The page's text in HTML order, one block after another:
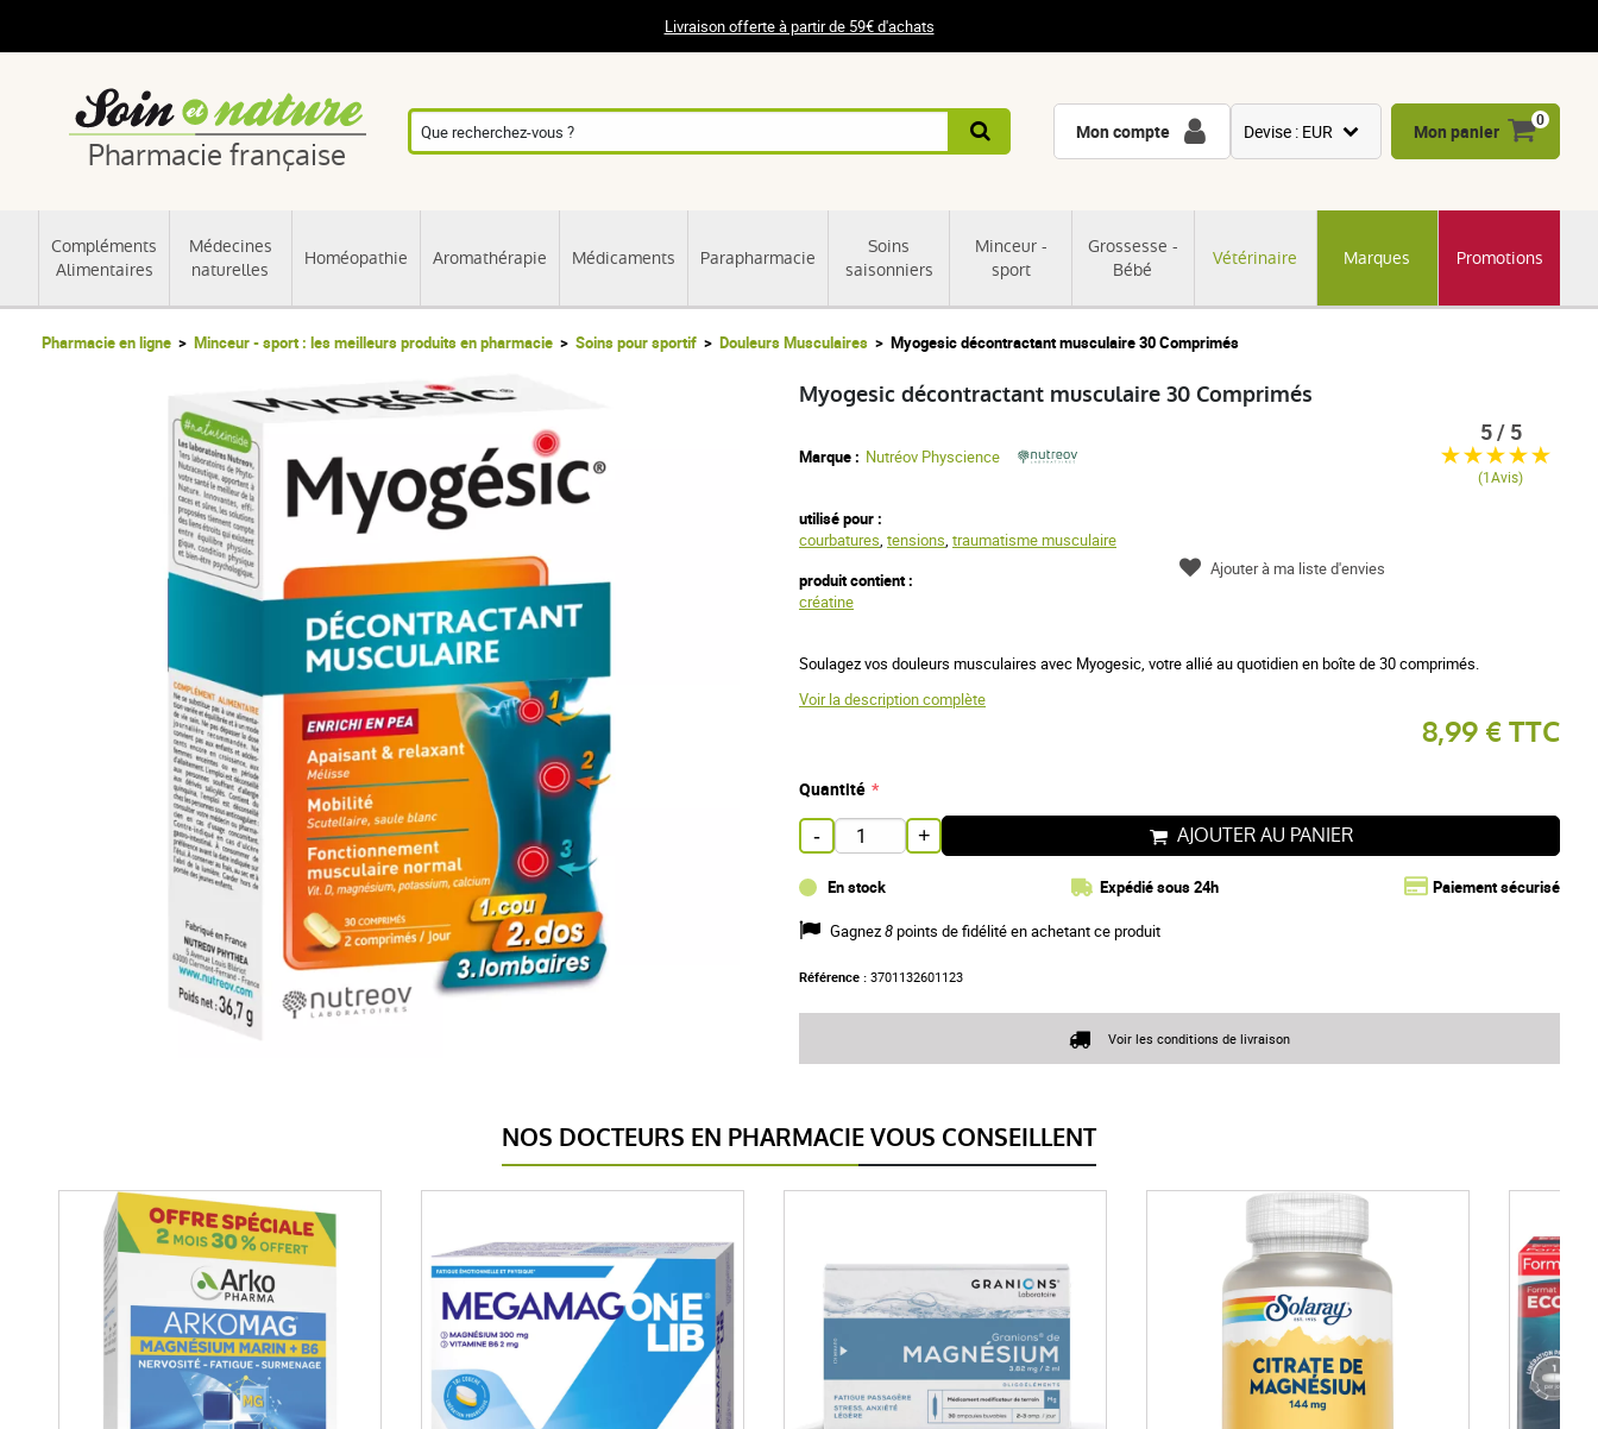
Livraison offerte à partir de 59€ d'achats
Pharmacie française
Compléments
Alimentaires
Médecines
naturelles
Homéopathie Aromathérapie Médicaments Parapharmacie
Soins
saisonniers
Minceur -
sport
Grossesse -
Bébé
Vétérinaire Marques Promotions
Mon compte Devise : EUR
CNY
Mon panier
0
Pharmacie en ligne Minceur - sport : les meilleurs produits en pharmacie Soins pour sportif Douleurs Musculaires Myogesic décontractant musculaire 30 Comprimés
Myogesic décontractant musculaire 30 Comprimés
Marque : Nutréov Physcience
utilisé pour :
courbatures, tensions, traumatisme musculaire
produit contient :
créatine
Soulagez vos douleurs musculaires avec Myogesic, votre allié au quotidien en boîte de 30 comprimés.
Voir la description complète
8,99 € TTC
Quantité
- + AJOUTER AU PANIER
En stock Expédié sous 24h Paiement sécurisé
Référence : 3701132601123
Gagnez8points de fidélité en achetant ce produit
5 / 5
(1Avis)
Ajouter à ma liste d'envies
Voir les conditions de livraison
NOS DOCTEURS EN PHARMACIE VOUS CONSEILLENT